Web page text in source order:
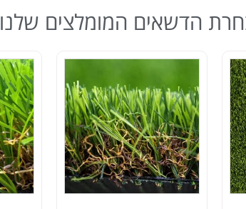
הדשאים המומלצים שלנו